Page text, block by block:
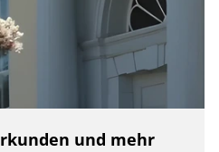
und mehr